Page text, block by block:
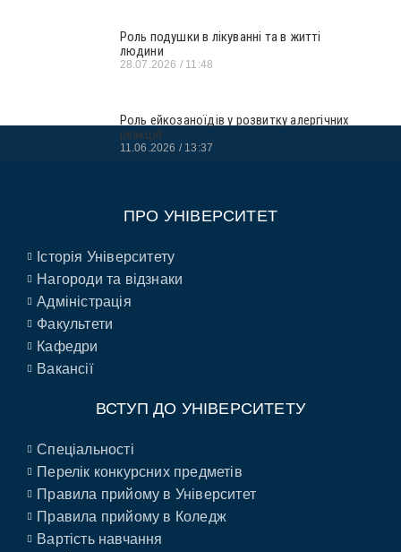
Роль подушки в лікуванні та в житті
людини
28.07.2026 11:48
Роль ейкозаноїдів у розвитку алергічних
реакцій
11.06.2026 13:37
ПРО УНІВЕРСИТЕТ
Історія Університету
Нагороди та відзнаки
Адміністрація
Факультети
Кафедри
Вакансії
ВСТУП ДО УНІВЕРСИТЕТУ
Спеціальності
Перелік конкурсних предметів
Правила прийому в Університет
Правила прийому в Коледж
Вартість навчання